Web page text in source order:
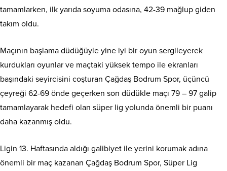
tamamlarken, ilk yarıda soyuma odasına, 42-39 mağlup giden
takım oldu.
Maçının başlama düdüğüyle yine iyi bir oyun sergileyerek
kurdukları oyunlar ve maçtaki yüksek tempo ile ekranları
başındaki seyircisini coşturan Çağdaş Bodrum Spor, üçüncü
çeyreği 62-69 önde geçerken son düdükle maçı 79 – 97 galip
tamamlayarak hedefi olan süper lig yolunda önemli bir puanı
daha kazanmış oldu.
Ligin 13. Haftasında aldığı galibiyet ile yerini korumak adına
önemli bir maç kazanan Çağdaş Bodrum Spor, Süper Lig